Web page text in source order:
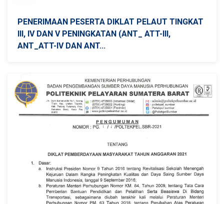
PENERIMAAN PESERTA DIKLAT PELAUT TINGKAT
III, IV DAN V PENINGKATAN (ANT_ ATT-III,
ANT_ATT-IV DAN ANT...